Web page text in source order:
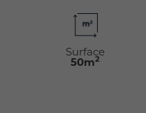
Surface
50m2